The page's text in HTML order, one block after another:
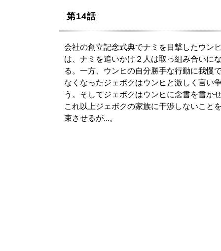
第14話
会社の創立記念式典でナミを目撃したウン
は、ナミを追いかけ２人は取っ組み合いに
る。一方、ウンヒの自分勝手な行動に我慢
なくなったジェボクはウンヒと激しく言い
う。そしてジェボクはウンヒに念書を書か
これ以上ジェボクの家族に干渉しないこと
束させるが...。